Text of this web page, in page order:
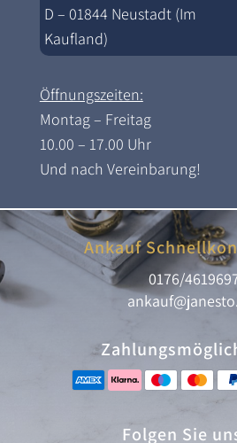
D – 01844 Neustadt (Im
Kaufland)
Öffnungszeiten:
Montag – Freitag
10.00 – 17.00 Uhr
Und nach Vereinbarung!
Ankauf
0176/
Folgen Sie